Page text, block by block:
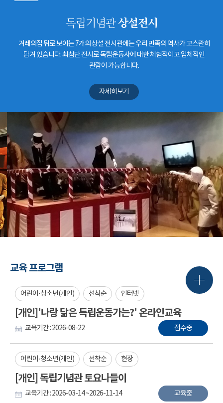
독립기념관상설전시
겨레의집 뒤로 보이는 7개의 상설 전시관에는 우리 민족의 역사가 고스란히
담겨 있습니다. 최첨단 전시로 독립운동사에 대한 체험적이고 입체적인
관람이 가능합니다.
자세히보기
교육 프로그램
어린이·청소년(개인) 선착순 인터넷
[개인]'나랑 닮은 독립운동가는?' 온라인교육
교육기간 : 2026-08-22 접수중
어린이·청소년(개인) 선착순 현장
[개인] 독립기념관 토요나들이
교육기간 : 2026-03-14 ~2026-11-14 교육중